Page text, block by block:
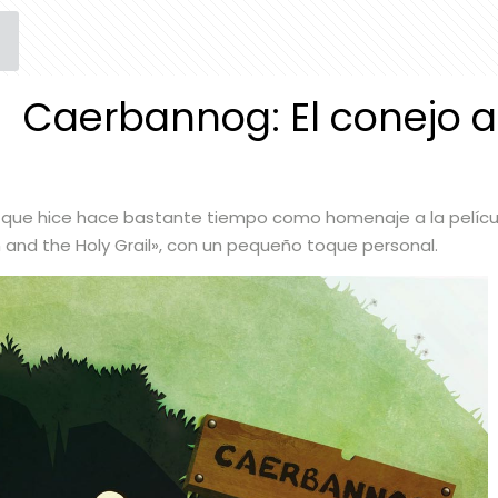
Caerbannog: El conejo
hice hace bastante tiempo como homenaje a la
the Holy Grail», con un pequeño toque personal.